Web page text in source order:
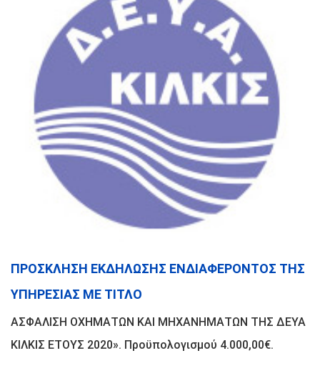
ΠΡΟΣΚΛΗΣΗ ΕΚΔΗΛΩΣΗΣ ΕΝΔΙΑΦΕΡΟΝΤΟΣ ΤΗΣ
ΥΠΗΡΕΣΙΑΣ ΜΕ ΤΙΤΛΟ
ΑΣΦΑΛΙΣΗ ΟΧΗΜΑΤΩΝ ΚΑΙ ΜΗΧΑΝΗΜΑΤΩΝ ΤΗΣ ΔΕΥΑ
ΚΙΛΚΙΣ ΕΤΟΥΣ 2020». Προϋπολογισμού 4.000,00€.